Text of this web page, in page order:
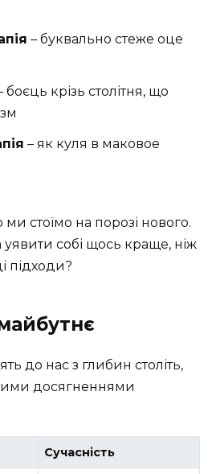
– буквально стеже оце
боєць крізь столітня, що
– як куля в маковое
стоїмо на порозі нового.
уявити собі щось краще, ніж
підходи?
до нас з глибин століть,
досягненнями
Сучасність